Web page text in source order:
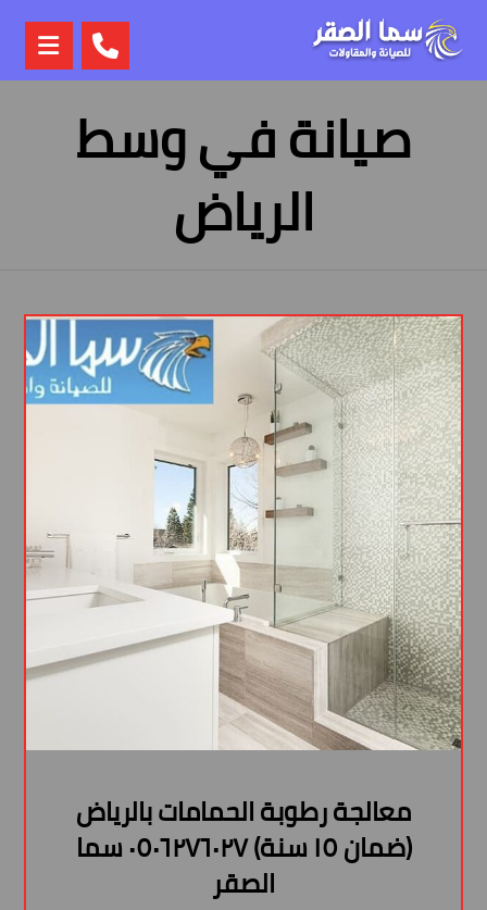
صيانة في وسط
الرياض
معالجة رطوبة الحمامات بالرياض
(ضمان ١٥ سنة) ٠٥٠٦٢٧٦٠٢٧ سما
الصقر